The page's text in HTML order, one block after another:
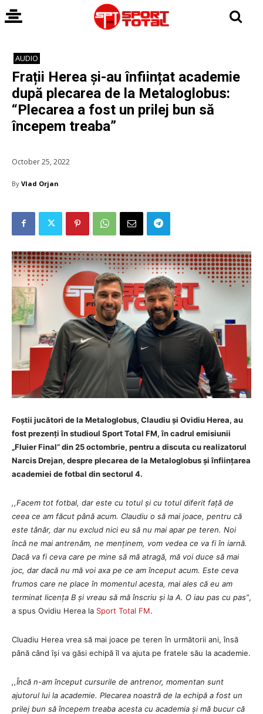
AUDIO
Frații Herea și-au înființat academie
după plecarea de la Metaloglobus:
“Plecarea a fost un prilej bun să
începem treaba”
October 25, 2022
By Vlad Orjan
Foștii jucători de la Metaloglobus, Claudiu și Ovidiu Herea, au
fost prezenți în studioul Sport Total FM, în cadrul emisiunii
„Fluier Final” din 25 octombrie, pentru a discuta cu realizatorul
Narcis Drejan, despre plecarea de la Metaloglobus și înființarea
academiei de fotbal din sectorul 4.
,,Facem tot fotbal, dar este cu totul și cu totul diferit față de
ceea ce am făcut până acum. Claudiu o să mai joace, pentru că
este tânăr, dar nu exclud nici eu să nu mai apar pe teren. Noi
încă ne mai antrenăm, ne menținem, vom vedea ce va fi în iarnă.
Dacă va fi ceva care pe mine să mă atragă, mă voi duce să mai
joc, dar dacă nu mă voi axa pe ce am început acum. Este ceva
frumos care ne place în momentul acesta, mai ales că eu am
terminat licența B și vreau să mă înscriu și la A. O iau pas cu pas”,
a spus Ovidiu Herea la Sport Total FM.
Cluadiu Herea vrea să mai joace pe teren în următorii ani, însă
până când își va găsi echipă îl va ajuta pe fratele său la academie.
,,Încă n-am început cursurile de antrenor, momentan sunt
ajutorul lui la academie. Plecarea noastră de la echipă a fost un
prilej bun să începem treaba acesta cu academia și mă bucur că